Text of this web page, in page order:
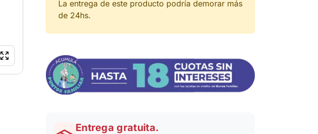
La entrega de este producto podría demorar más
de 24hs.
Entrega gratuita.